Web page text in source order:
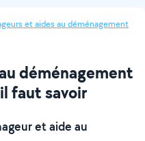
et aides au déménagement
déménagement
faut savoir
et aide au